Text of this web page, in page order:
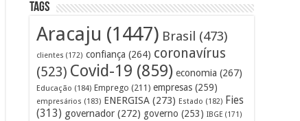
Tags
Aracaju (1447) Brasil (473)
clientes (172) confiança (264) coronavírus
(523) Covid-19 (859) economia (267)
Educação (184) Emprego (211) empresas (259)
empresários (183) ENERGISA (273) Estado (182) Fies
(313) governador (272) governo (253) IBGE (171)